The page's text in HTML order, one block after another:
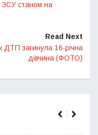
ЗСУ станом на
Read Next
ДТП загинула 16-річна
дівчина (ФОТО)